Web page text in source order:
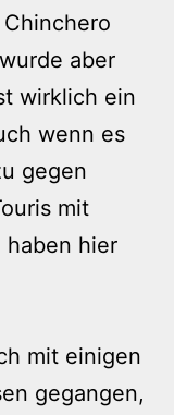
aber
wirklich ein
wenn es
gegen
mit
haben hier
mit einigen
gegangen,